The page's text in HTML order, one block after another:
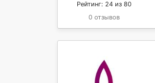
Рейтинг: 24 из 80
0 отзывов